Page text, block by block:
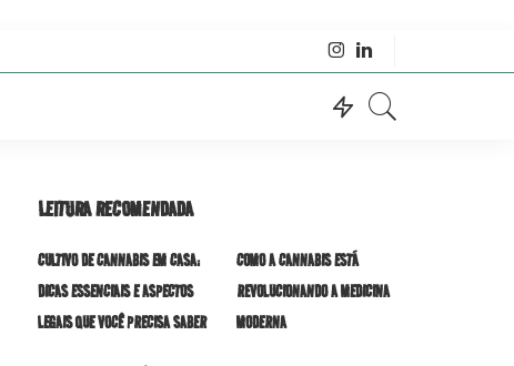
LEITURA RECOMENDADA
CULTIVO DE CANNABIS EM CASA:
DICAS ESSENCIAIS E ASPECTOS
LEGAIS QUE VOCÊ PRECISA SABER
COMO A CANNABIS ESTÁ
REVOLUCIONANDO A MEDICINA
MODERNA